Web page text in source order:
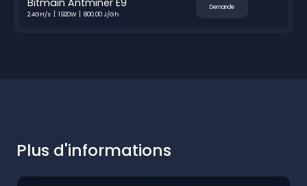
2.4GH/s 1920W 800.00 J/Gh
Demande
Plus d'informations